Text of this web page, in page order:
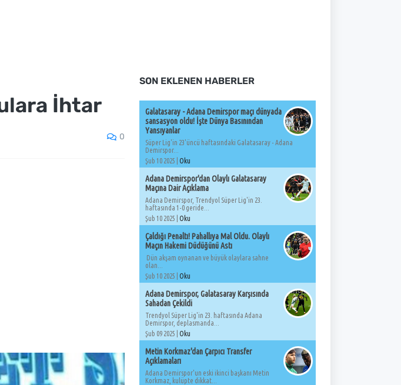
İhtar
0
SON EKLENEN HABERLER
Galatasaray - Adana Demirspor maçı dünyada
sansasyon oldu! İşte Dünya Basınından
Yansıyanlar
Süper Lig'in 23'üncü haftasındaki Galatasaray - Adana
Demirspor...
Şub 10 2025 |
Oku
Adana Demirspor'dan Olaylı Galatasaray
Maçına Dair Açıklama
Adana Demirspor, Trendyol Süper Lig'in 23.
haftasında 1-0 geride...
Şub 10 2025 |
Oku
Çaldığı Penaltı! Pahallıya Mal Oldu. Olaylı
Maçın Hakemi Düdüğünü Astı
Dün akşam oynanan ve büyük olaylara sahne
olan...
Şub 10 2025 |
Oku
Adana Demirspor, Galatasaray Karşısında
Sahadan Çekildi
Trendyol Süper Lig'in 23. haftasında Adana
Demirspor, deplasmanda...
Şub 09 2025 |
Oku
Metin Korkmaz'dan Çarpıcı Transfer
Açıklamaları
Adana Demirspor'un eski ikinci başkanı Metin
Korkmaz, kulüpte dikkat...